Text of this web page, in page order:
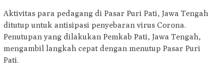
Aktivitas para pedagang di Pasar Puri Pati, Jawa Tengah
ditutup untuk antisipasi penyebaran virus Corona.
Penutupan yang dilakukan Pemkab Pati, Jawa Tengah,
mengambil langkah cepat dengan menutup Pasar Puri
Pati.